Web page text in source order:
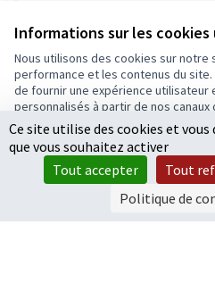
Informations sur les
Nous utilisons des cookies sur notre
performance et les contenus du
de fournir une expérience utilisateur
personnalisés à partir de nos canaux
Tout
Accepter seulement les
Résultats par
1 2 3 …
Ce site utilise des cookies et
que vous souhaitez activer
Tout accepter
Tout
Politique de